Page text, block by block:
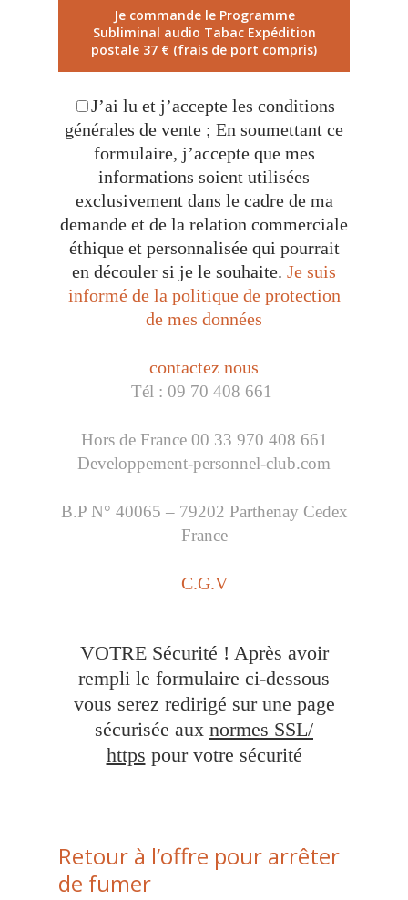
Je commande le Programme
Subliminal audio Tabac Expédition
postale 37 € (frais de port compris)
J’ai lu et j’accepte les conditions
générales de vente ; En soumettant ce
formulaire, j’accepte que mes
informations soient utilisées
exclusivement dans le cadre de ma
demande et de la relation commerciale
éthique et personnalisée qui pourrait
en découler si je le souhaite. Je suis
informé de la politique de protection
de mes données
contactez nous
Tél : 09 70 408 661
Hors de France 00 33 970 408 661
Developpement-personnel-club.com
B.P N° 40065 – 79202 Parthenay Cedex
France
C.G.V
VOTRE Sécurité ! Après avoir
rempli le formulaire ci-dessous
vous serez redirigé sur une page
sécurisée aux normes SSL/
https pour votre sécurité
Retour à l’offre pour arrêter
de fumer